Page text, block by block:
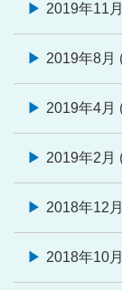
2019年11月
2019年8月
2019年4月
2019年2月
2018年12月
2018年10月